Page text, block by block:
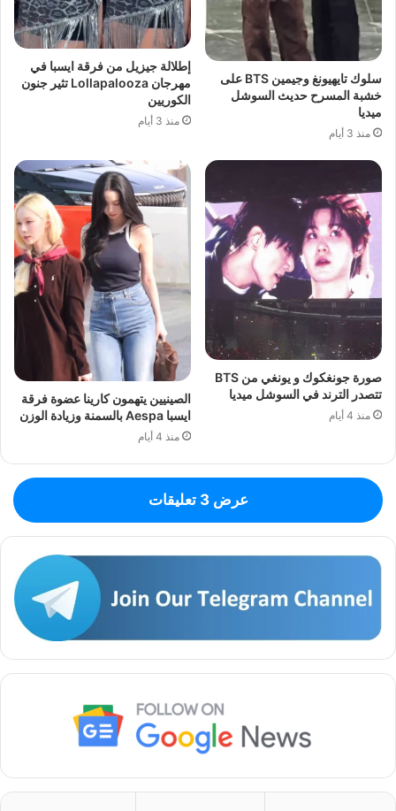
سلوك تايهيونغ وجيمين BTS على
خشبة المسرح حديث السوشل
ميديا
منذ 3 أيام
إطلالة جيزيل من فرقة ايسبا في
مهرجان Lollapalooza تثير جنون
الكوريين
منذ 3 أيام
صورة جونغكوك و يونغي من BTS
تتصدر الترند في السوشل ميديا
منذ 4 أيام
الصينيين يتهمون كارينا عضوة فرقة
ايسبا Aespa بالسمنة وزيادة الوزن
منذ 4 أيام
عرض 3 تعليقات